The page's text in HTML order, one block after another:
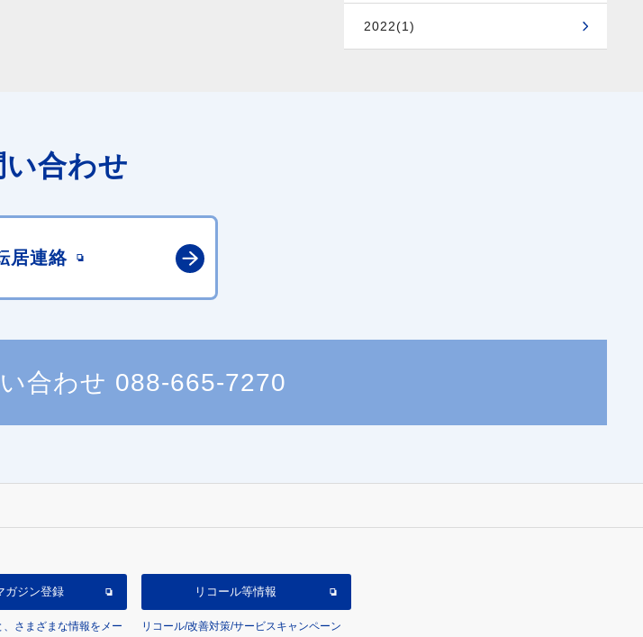
2022(1)
い合わせ
居連絡
合わせ 088-665-7270
ガジン登録
さまざまな情報をメー
リコール等情報
リコール/改善対策/サービスキャンペーン